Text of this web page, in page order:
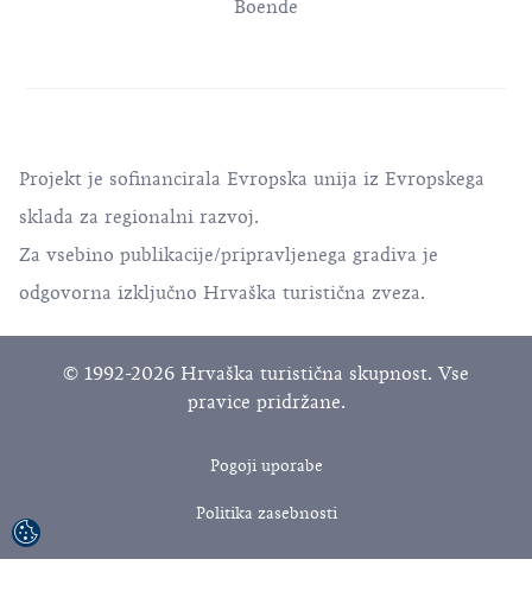
Boende
Projekt je sofinancirala Evropska unija iz Evropskega
sklada za regionalni razvoj.
Za vsebino publikacije/pripravljenega gradiva je
odgovorna izključno Hrvaška turistična zveza.
© 1992-2026 Hrvaška turistična skupnost. Vse
pravice pridržane.
Pogoji uporabe
Politika zasebnosti